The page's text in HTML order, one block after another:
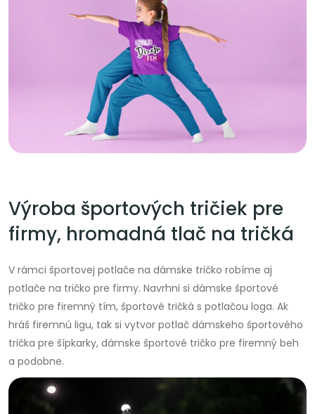
Výroba športových tričiek pre
firmy, hromadná tlač na tričká
V rámci športovej potlače na dámske tričko robíme aj
potlače na tričko pre firmy. Navrhni si dámske športové
tričko pre firemný tím, športové tričká s potlačou loga. Ak
hráš firemnú ligu, tak si vytvor potlač dámskeho športového
trička pre šípkarky, dámske športové tričko pre firemný beh
a podobne.